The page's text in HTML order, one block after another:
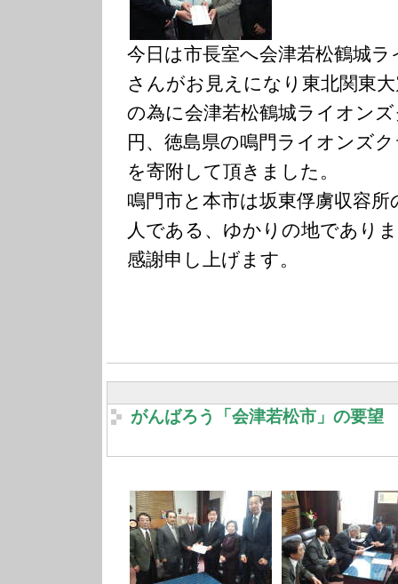
今日は市長室へ会津若松鶴城
さんがお見えになり東北関東
の為に会津若松鶴城ライオン
円、徳島県の鳴門ライオンズ
を寄附して頂きました。
鳴門市と本市は坂東俘虜収容
人である、ゆかりの地であり
感謝申し上げます。
がんばろう「会津若松市」の要望